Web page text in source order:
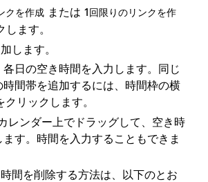
クを作成 または 1回限りのリンクを作
ます。
します。
日の空き時間を入力します。同じ
時間帯を追加するには、時間枠の横
クリックします。
レンダー上でドラッグして、空き時
す。時間を入力することもできま
間を削除する方法は、以下のとお